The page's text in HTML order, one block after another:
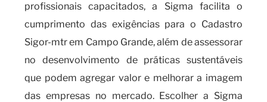
profissionais capacitados, a Sigma facilita o
cumprimento das exigências para o Cadastro
Sigor-mtr em Campo Grande, além de assessorar
no desenvolvimento de práticas sustentáveis
que podem agregar valor e melhorar a imagem
das empresas no mercado. Escolher a Sigma